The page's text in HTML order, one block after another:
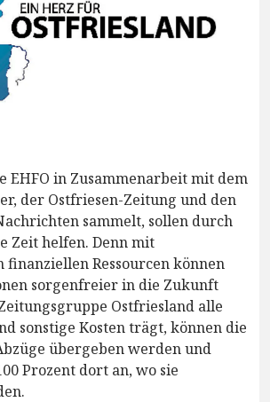
EHFO in Zusammenarbeit mit dem
der Ostfriesen-Zeitung und den
sammelt, sollen durch
Zeit helfen. Denn mit
finanziellen Ressourcen können
sorgenfreier in die Zukunft
Ostfriesland alle
sonstige Kosten trägt, können die
übergeben werden und
Prozent dort an, wo sie